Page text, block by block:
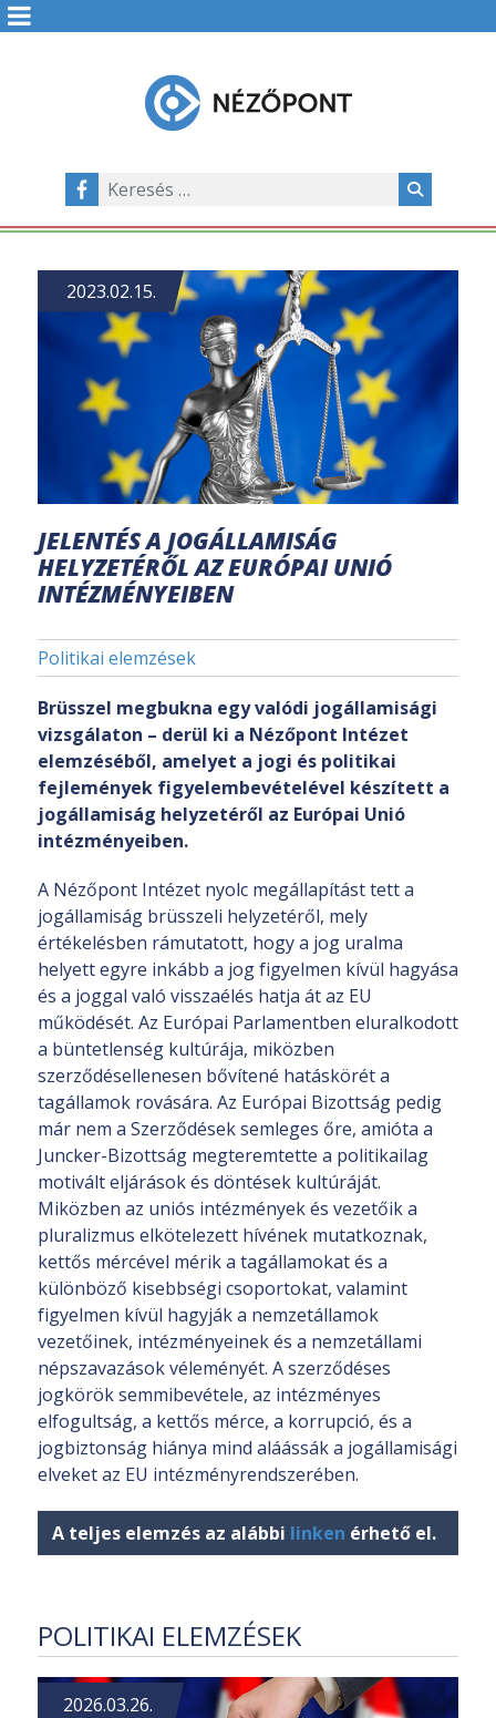
JELENTÉS A JOGÁLLAMISÁG
HELYZETÉRŐL AZ EURÓPAI UNIÓ
INTÉZMÉNYEIBEN
Politikai elemzések
2023.02.15.
Brüsszel megbukna egy valódi jogállamisági
vizsgálaton – derül ki a Nézőpont Intézet
elemzéséből, amelyet a jogi és politikai
fejlemények figyelembevételével készített a
jogállamiság helyzetéről az Európai Unió
intézményeiben.
A Nézőpont Intézet nyolc megállapítást tett a
jogállamiság brüsszeli helyzetéről, mely
értékelésben rámutatott, hogy a jog uralma
helyett egyre inkább a jog figyelmen kívül hagyása
és a joggal való visszaélés hatja át az EU
működését. Az Európai Parlamentben eluralkodott
a büntetlenség kultúrája, miközben
szerződésellenesen bővítené hatáskörét a
tagállamok rovására. Az Európai Bizottság pedig
már nem a Szerződések semleges őre, amióta a
Juncker-Bizottság megteremtette a politikailag
motivált eljárások és döntések kultúráját.
Miközben az uniós intézmények és vezetőik a
pluralizmus elkötelezett hívének mutatkoznak,
kettős mércével mérik a tagállamokat és a
különböző kisebbségi csoportokat, valamint
figyelmen kívül hagyják a nemzetállamok
vezetőinek, intézményeinek és a nemzetállami
népszavazások véleményét. A szerződéses
jogkörök semmibevétele, az intézményes
elfogultság, a kettős mérce, a korrupció, és a
jogbiztonság hiánya mind aláássák a jogállamisági
elveket az EU intézményrendszerében.
A teljes elemzés az alábbi linken érhető el.
POLITIKAI ELEMZÉSEK
2026.03.26.